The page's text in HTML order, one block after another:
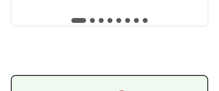
5
original actual